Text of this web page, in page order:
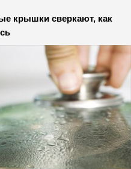
крышки сверкают, как